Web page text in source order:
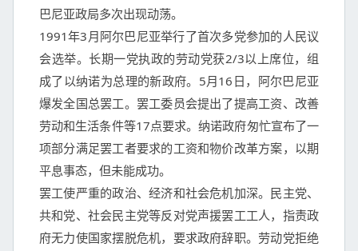
巴尼亚政局多次出现动荡。
1991年3月阿尔巴尼亚举行了首次多党参加的人民议
会选举。长期一党执政的劳动党获2/3以上席位，组
成了以纳诺为总理的新政府。5月16日，阿尔巴尼亚
爆发全国总罢工。罢工委员会提出了提高工资、改善
劳动和生活条件等17点要求。纳诺政府匆忙宣布了一
项部分满足罢工者要求的工资和物价改革方案，以期
平息事态，但未能成功。
罢工使严重的政治、经济和社会危机加深。民主党、
共和党、社会民主党等反对党声援罢工工人，指责政
府无力使国家摆脱危机，要求政府辞职。劳动党拒绝